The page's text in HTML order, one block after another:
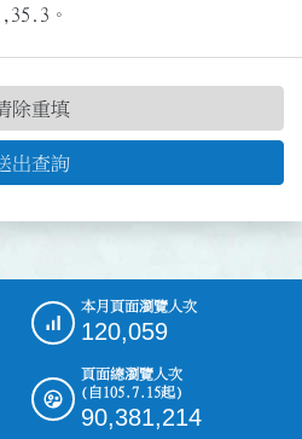
。
出查詢
除重填
本月頁面瀏覽人次
120,059
頁面總瀏覽人次
(自105.7.15起)
90,381,214